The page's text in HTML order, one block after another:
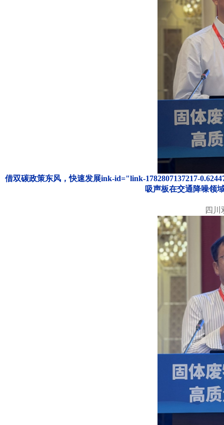
借双碳政策东风，快速发展ink-id="link-1782807137217-
吸声板在交通降噪领
四川